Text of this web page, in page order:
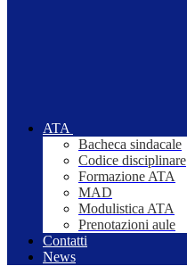
ATA
Bacheca sindacale
Codice disciplinare
Formazione ATA
MAD
Modulistica ATA
Prenotazioni aule
Contatti
News